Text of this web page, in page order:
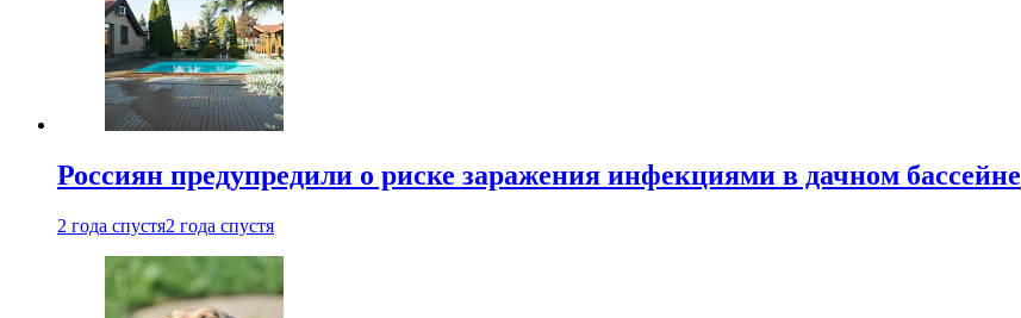
Россиян предупредили о риске заражения инфекциями в дачном бассейне
2 года спустя2 года спустя